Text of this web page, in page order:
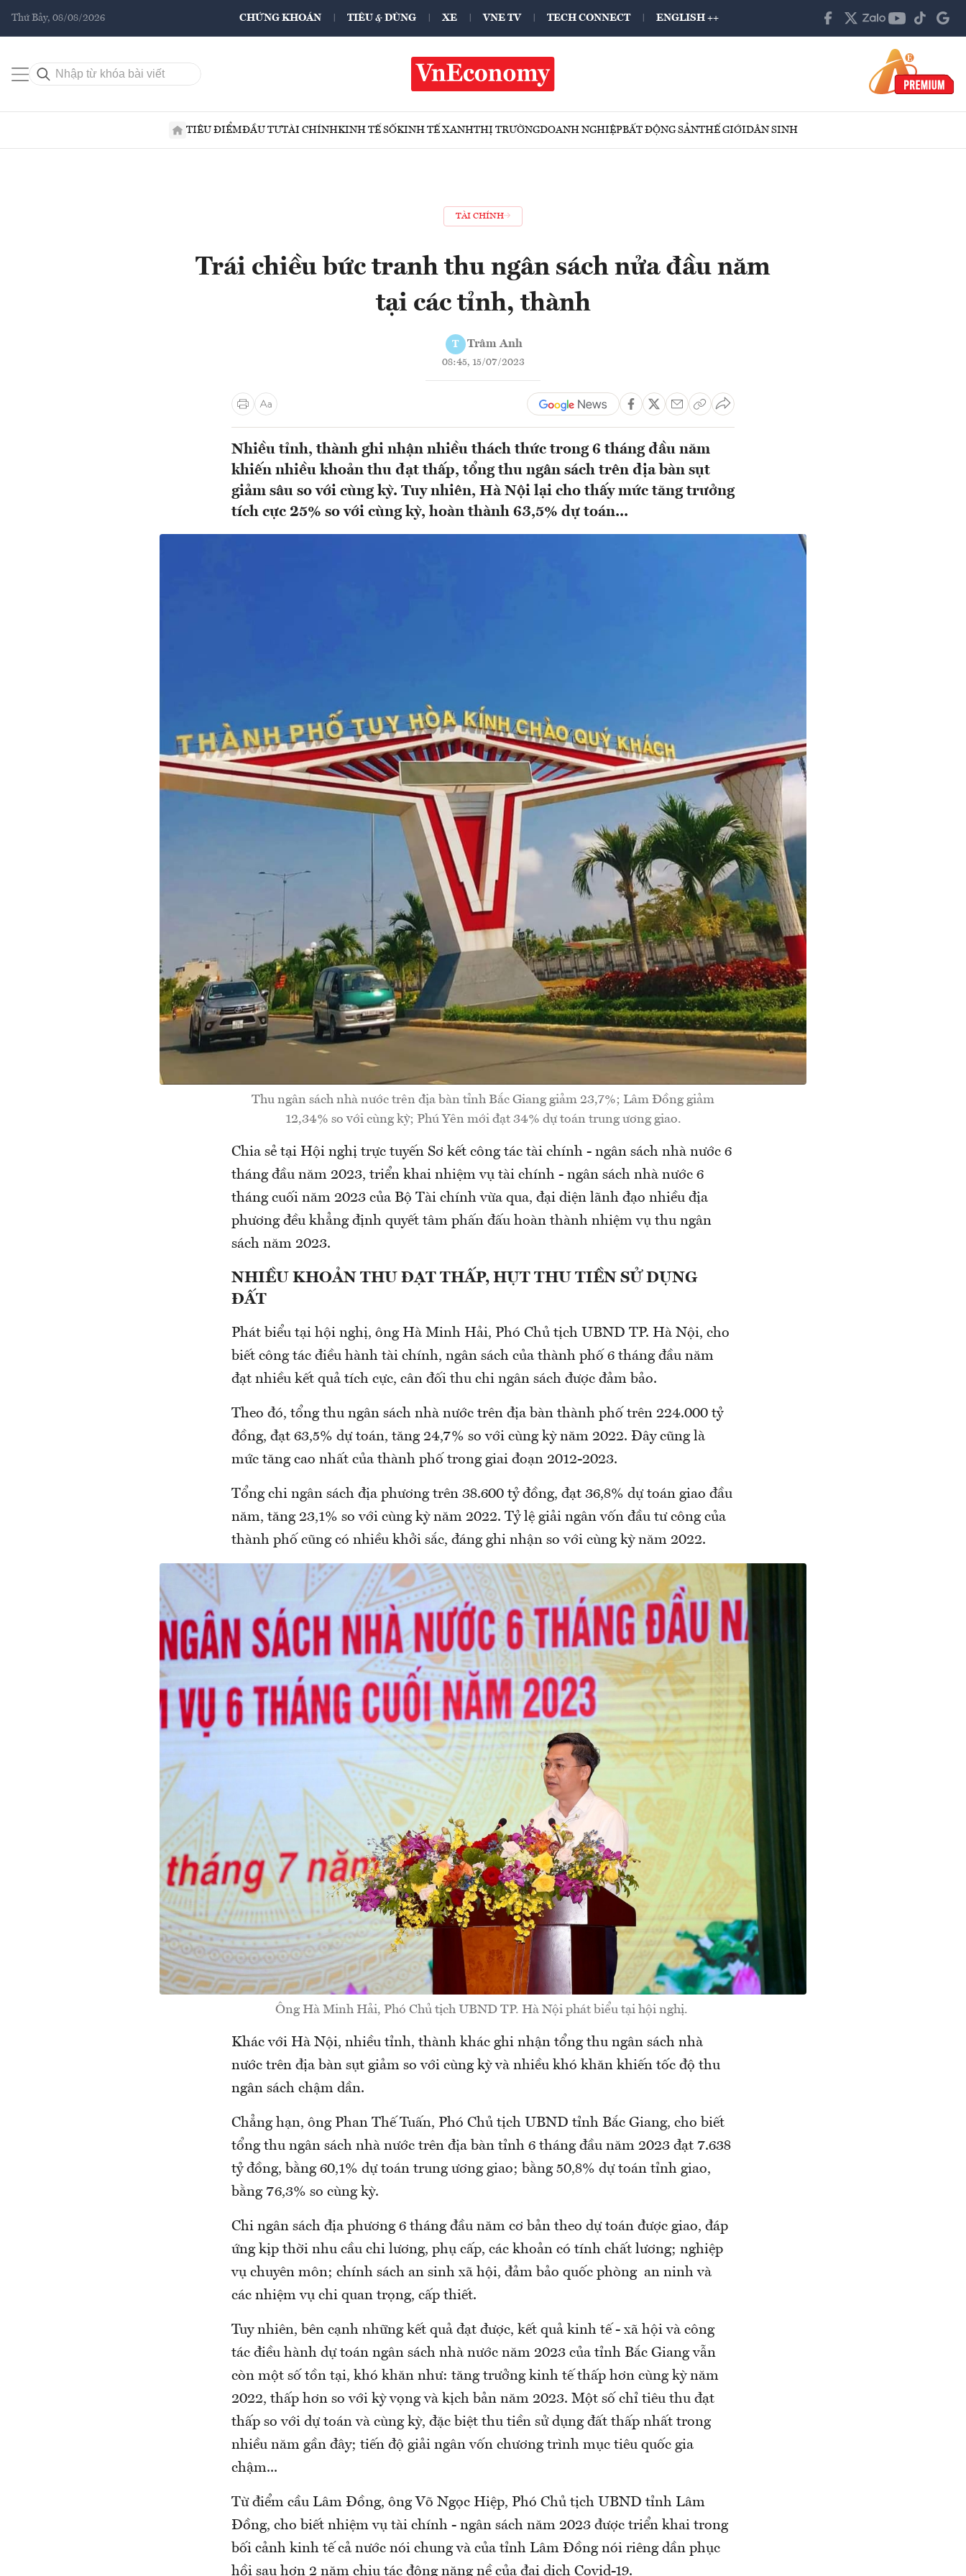
Thứ Bảy, 08/08/2026 CHỨNG KHOÁN TIÊU & DÙNG XE VNE TV TECH CONNECT ENGLISH ++
TIÊU ĐIỂMĐẦU TƯTÀI CHÍNHKINH TẾ SỐKINH TẾ XANHTHỊ TRƯỜNGDOANH NGHIỆPBẤT ĐỘNG SẢNTHẾ GIỚIDÂN SINH
TÀI CHÍNH
Trái chiều bức tranh thu ngân sách nửa đầu năm
tại các tỉnh, thành
T Trâm Anh
08:45, 15/07/2023
Nhiều tỉnh, thành ghi nhận nhiều thách thức trong 6 tháng đầu năm
khiến nhiều khoản thu đạt thấp, tổng thu ngân sách trên địa bàn sụt
giảm sâu so với cùng kỳ. Tuy nhiên, Hà Nội lại cho thấy mức tăng trưởng
tích cực 25% so với cùng kỳ, hoàn thành 63,5% dự toán...
Thu ngân sách nhà nước trên địa bàn tỉnh Bắc Giang giảm 23,7%; Lâm Đồng giảm
12,34% so với cùng kỳ; Phú Yên mới đạt 34% dự toán trung ương giao.
Chia sẻ tại Hội nghị trực tuyến Sơ kết công tác tài chính - ngân sách nhà nước 6
tháng đầu năm 2023, triển khai nhiệm vụ tài chính - ngân sách nhà nước 6
tháng cuối năm 2023 của Bộ Tài chính vừa qua, đại diện lãnh đạo nhiều địa
phương đều khẳng định quyết tâm phấn đấu hoàn thành nhiệm vụ thu ngân
sách năm 2023.
NHIỀU KHOẢN THU ĐẠT THẤP, HỤT THU TIỀN SỬ DỤNG
ĐẤT
Phát biểu tại hội nghị, ông Hà Minh Hải, Phó Chủ tịch UBND TP. Hà Nội, cho
biết công tác điều hành tài chính, ngân sách của thành phố 6 tháng đầu năm
đạt nhiều kết quả tích cực, cân đối thu chi ngân sách được đảm bảo.
Theo đó, tổng thu ngân sách nhà nước trên địa bàn thành phố trên 224.000 tỷ
đồng, đạt 63,5% dự toán, tăng 24,7% so với cùng kỳ năm 2022. Đây cũng là
mức tăng cao nhất của thành phố trong giai đoạn 2012-2023.
Tổng chi ngân sách địa phương trên 38.600 tỷ đồng, đạt 36,8% dự toán giao đầu
năm, tăng 23,1% so với cùng kỳ năm 2022. Tỷ lệ giải ngân vốn đầu tư công của
thành phố cũng có nhiều khởi sắc, đáng ghi nhận so với cùng kỳ năm 2022.
Ông Hà Minh Hải, Phó Chủ tịch UBND TP. Hà Nội phát biểu tại hội nghị.
Khác với Hà Nội, nhiều tỉnh, thành khác ghi nhận tổng thu ngân sách nhà
nước trên địa bàn sụt giảm so với cùng kỳ và nhiều khó khăn khiến tốc độ thu
ngân sách chậm dần.
Chẳng hạn, ông Phan Thế Tuấn, Phó Chủ tịch UBND tỉnh Bắc Giang, cho biết
tổng thu ngân sách nhà nước trên địa bàn tỉnh 6 tháng đầu năm 2023 đạt 7.638
tỷ đồng, bằng 60,1% dự toán trung ương giao; bằng 50,8% dự toán tỉnh giao,
bằng 76,3% so cùng kỳ.
Chi ngân sách địa phương 6 tháng đầu năm cơ bản theo dự toán được giao, đáp
ứng kịp thời nhu cầu chi lương, phụ cấp, các khoản có tính chất lương; nghiệp
vụ chuyên môn; chính sách an sinh xã hội, đảm bảo quốc phòng an ninh và
các nhiệm vụ chi quan trọng, cấp thiết.
Tuy nhiên, bên cạnh những kết quả đạt được, kết quả kinh tế - xã hội và công
tác điều hành dự toán ngân sách nhà nước năm 2023 của tỉnh Bắc Giang vẫn
còn một số tồn tại, khó khăn như: tăng trưởng kinh tế thấp hơn cùng kỳ năm
2022, thấp hơn so với kỳ vọng và kịch bản năm 2023. Một số chỉ tiêu thu đạt
thấp so với dự toán và cùng kỳ, đặc biệt thu tiền sử dụng đất thấp nhất trong
nhiều năm gần đây; tiến độ giải ngân vốn chương trình mục tiêu quốc gia
chậm...
Từ điểm cầu Lâm Đồng, ông Võ Ngọc Hiệp, Phó Chủ tịch UBND tỉnh Lâm
Đồng, cho biết nhiệm vụ tài chính - ngân sách năm 2023 được triển khai trong
bối cảnh kinh tế cả nước nói chung và của tỉnh Lâm Đồng nói riêng dần phục
hồi sau hơn 2 năm chịu tác động nặng nề của đại dịch Covid-19.